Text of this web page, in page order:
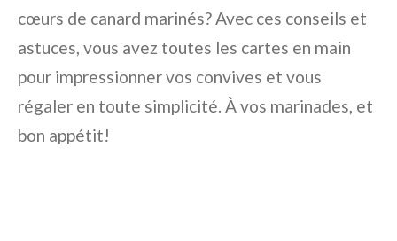
cœurs de canard marinés? Avec ces conseils et
astuces, vous avez toutes les cartes en main
pour impressionner vos convives et vous
régaler en toute simplicité. À vos marinades, et
bon appétit!